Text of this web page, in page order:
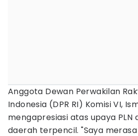
Anggota Dewan Perwakilan
Indonesia (DPR RI) Komisi VI,
mengapresiasi atas upaya PLN
daerah terpencil. "Saya